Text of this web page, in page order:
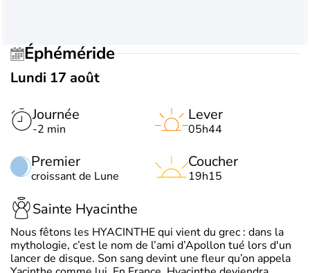
Éphéméride
Lundi 17 août
Journée
-2 min
Premier
croissant de Lune
Lever
05h44
Coucher
19h15
Sainte Hyacinthe
Nous fêtons les HYACINTHE qui vient du grec : dans la
mythologie, c’est le nom de l’ami d’Apollon tué lors d'un
lancer de disque. Son sang devint une fleur qu’on appela